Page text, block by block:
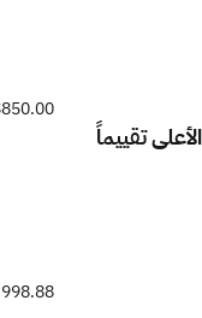
الأعلى تقييماً